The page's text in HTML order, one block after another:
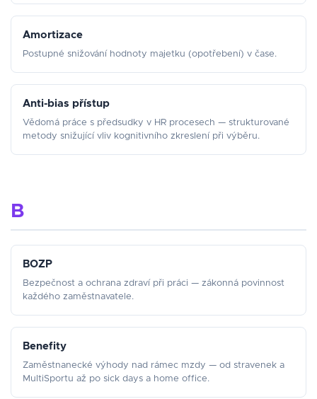
Amortizace
Postupné snižování hodnoty majetku (opotřebení) v čase.
Anti-bias přístup
Vědomá práce s předsudky v HR procesech — strukturované
metody snižující vliv kognitivního zkreslení při výběru.
B
BOZP
Bezpečnost a ochrana zdraví při práci — zákonná povinnost
každého zaměstnavatele.
Benefity
Zaměstnanecké výhody nad rámec mzdy — od stravenek a
MultiSportu až po sick days a home office.